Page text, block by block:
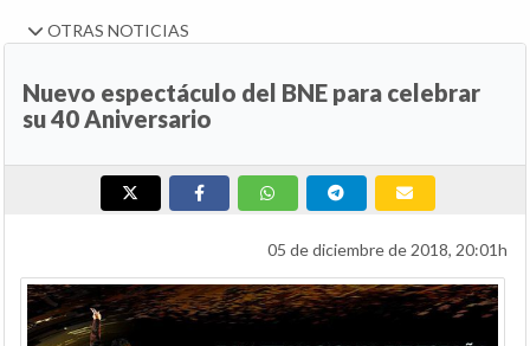
OTRAS NOTICIAS
Nuevo espectáculo del BNE para celebrar
su 40 Aniversario
05 de diciembre de 2018, 20:01h